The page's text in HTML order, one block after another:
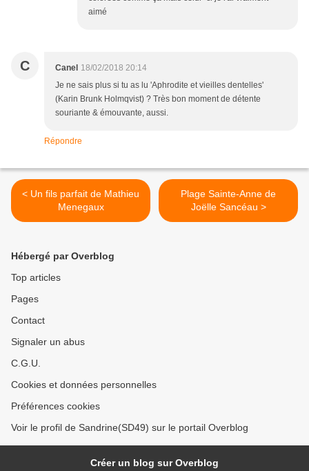
aimé
C Canel 18/02/2018 20:14
Je ne sais plus si tu as lu 'Aphrodite et vieilles dentelles'
(Karin Brunk Holmqvist) ? Très bon moment de détente
souriante & émouvante, aussi.
Répondre
< Un fils parfait de Mathieu
Menegaux
Plage Sainte-Anne de
Joëlle Sancéau >
Hébergé par Overblog
Top articles
Pages
Contact
Signaler un abus
C.G.U.
Cookies et données personnelles
Préférences cookies
Voir le profil de Sandrine(SD49) sur le portail Overblog
Créer un blog sur Overblog